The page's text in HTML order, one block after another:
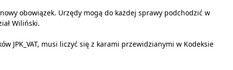
obowiązek. Urzędy mogą do każdej sprawy podchodzić w
Wiliński.
JPK_VAT, musi liczyć się z karami przewidzianymi w Kodeksie